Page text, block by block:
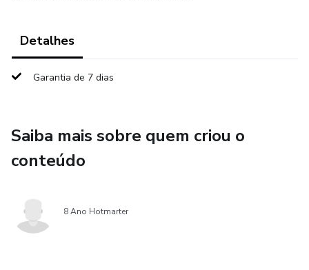
Detalhes
Garantia de 7 dias
Saiba mais sobre quem criou o
conteúdo
8 Ano Hotmarter